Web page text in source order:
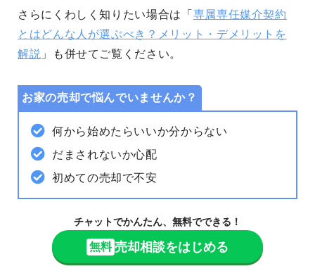
さらにくわしく知りたい場合は「 専属専任媒介契約
とはどんな人が選ぶべき？メリット・デメリットを
解説 」も併せてご覧ください。
お家の売却で悩んでいませんか？
何から始めたらいいか分からない
だまされないか心配
初めての売却で不安
チャットでかんたん、無料でできる！
無料 売却相談をはじめる